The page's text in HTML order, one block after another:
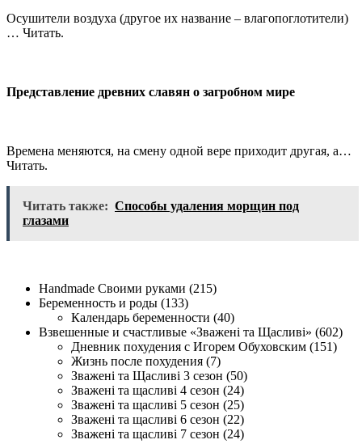
Осушители воздуха (другое их название – влагопоглотители)
… Читать.
Представление древних славян о загробном мире
Времена меняются, на смену одной вере приходит другая, а…
Читать.
Читать также: Способы удаления морщин под
глазами
Handmade Своими руками (215)
Беременность и роды (133)
Календарь беременности (40)
Взвешенные и счастливые «Зважені та Щасливі» (602)
Дневник похудения с Игорем Обуховским (151)
Жизнь после похудения (7)
Зважені та Щасливі 3 сезон (50)
Зважені та щасливі 4 сезон (24)
Зважені та щасливі 5 сезон (25)
Зважені та щасливі 6 сезон (22)
Зважені та щасливі 7 сезон (24)